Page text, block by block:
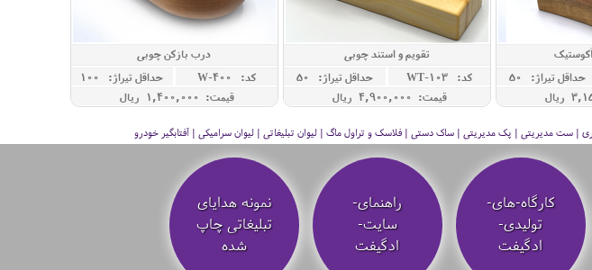
حداقل تيراژ: 50
تقویم و استند چوبی
کد: WT-103
حداقل تيراژ: 50
قیمت: 4,900,000 ريال
درب بازکن چوبی
کد: W-400
حداقل تيراژ: 100
قیمت: 1,400,000 ريال
| ست مدیریتی | پک مدیریتی | ساک دستی | فلاسک و تراول ماگ | لیوان تبلیغاتی | لیوان سرامیکی | آفتابگیر خودرو
کارگاه-های-
تولیدی-
ادگیفت
راهنمای-
سایت-
ادگیفت
نمونه هدایای
تبلیغاتی چاپ
شده